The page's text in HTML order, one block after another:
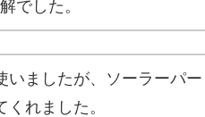
でした。
いましたが、ソーラーパ
れました。